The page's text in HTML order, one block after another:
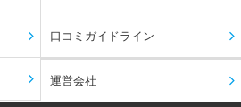
口コミガイドライン
運営会社